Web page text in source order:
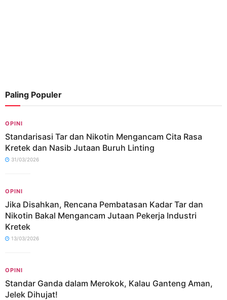
Paling Populer
OPINI
Standarisasi Tar dan Nikotin Mengancam Cita Rasa
Kretek dan Nasib Jutaan Buruh Linting
31/03/2026
OPINI
Jika Disahkan, Rencana Pembatasan Kadar Tar dan
Nikotin Bakal Mengancam Jutaan Pekerja Industri
Kretek
13/03/2026
OPINI
Standar Ganda dalam Merokok, Kalau Ganteng Aman,
Jelek Dihujat!